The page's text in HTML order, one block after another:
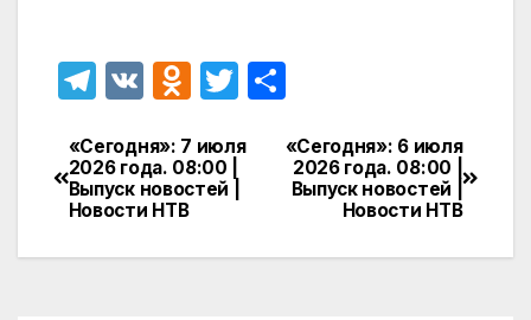
T
e
gr
a
m
V
O
n
o
a
T
itt
er
п
р
в
Навигация
по
записям
«Сегодня»: 6 июля
2026 года. 08:00 |
Выпуск новостей |
Новости НТВ
«Сегодня»: 7 июля
2026 года. 08:00 |
Выпуск новостей |
Новости НТВ